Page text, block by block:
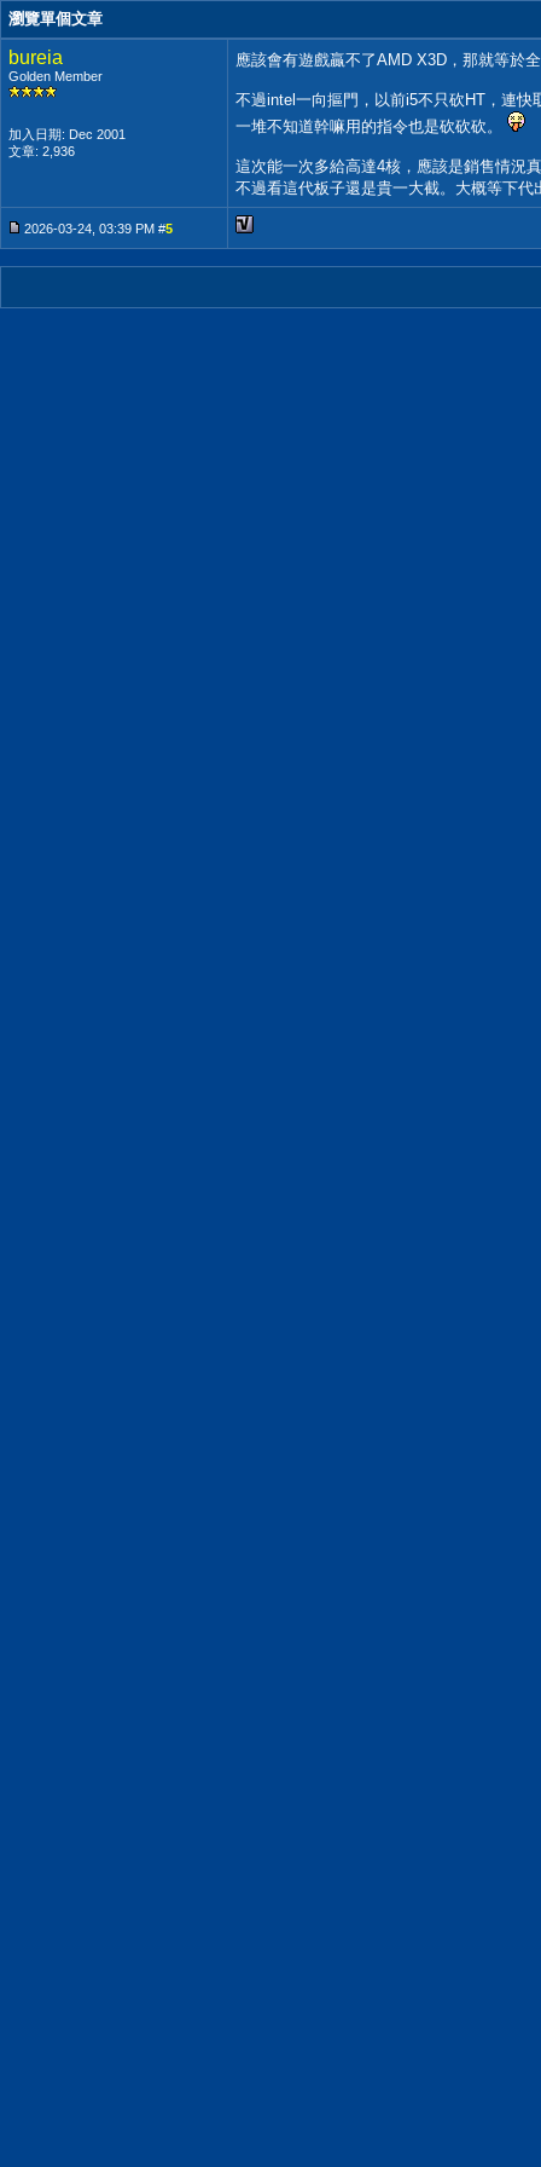
瀏覽單個文章
bureia
Golden Member
加入日期: Dec 2001
文章: 2,936
應該會有遊戲贏不了AMD X3D，那就等於
不過intel一向摳門，以前i5不只砍HT，連快
一堆不知道幹嘛用的指令也是砍砍砍。
這次能一次多給高達4核，應該是銷售情況
不過看這代板子還是貴一大截。大概等下代
2026-03-24, 03:39 PM #5